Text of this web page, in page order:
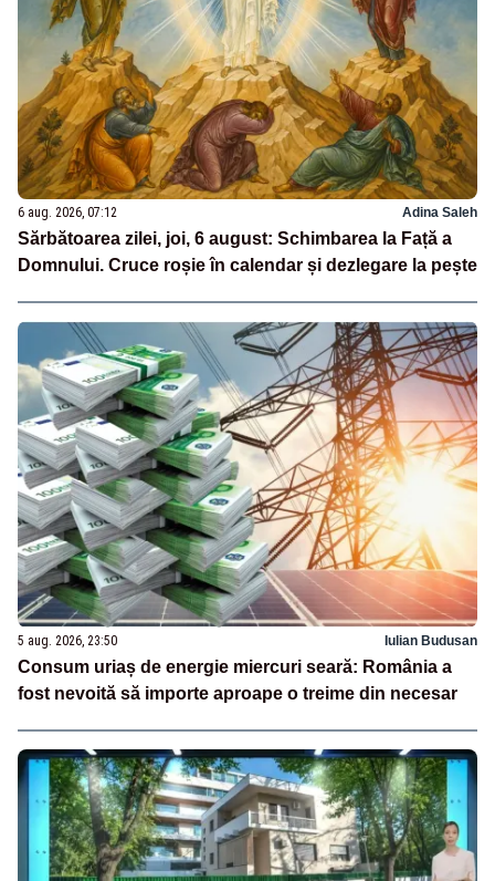
6 aug. 2026, 07:12 Adina Saleh
Sărbătoarea zilei, joi, 6 august: Schimbarea la Față a
Domnului. Cruce roșie în calendar și dezlegare la pește
5 aug. 2026, 23:50 Iulian Budusan
Consum uriaș de energie miercuri seară: România a
fost nevoită să importe aproape o treime din necesar